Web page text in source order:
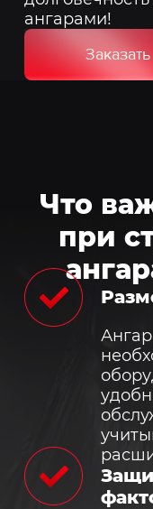
ангарами!
Заказать
Что
при